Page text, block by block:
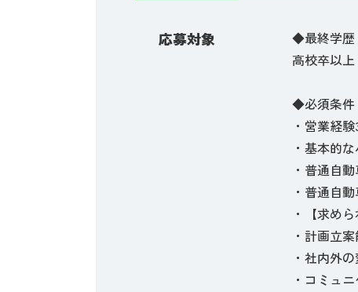
応募対象
◆最終学歴
高校卒以上
◆必須条件
・営業経
・基本的
・普通自
・普通自
・【求めら
・計画立
・社内外
・コミュ